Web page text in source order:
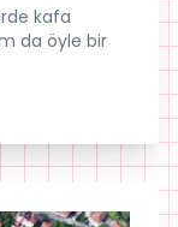
kafa
da öyle bir